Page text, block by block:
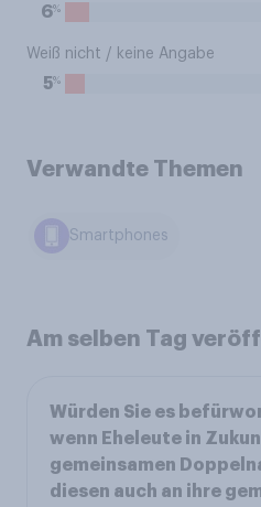
6%
Weiß nicht / keine Angabe
5%
Verwandte Themen
Smartphones
Am selben Tag
Würden Sie es
wenn Eheleute in
gemeinsamen
diesen auch an ihre